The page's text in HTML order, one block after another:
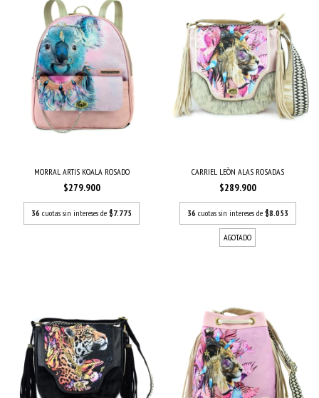
MORRAL ARTIS KOALA ROSADO
$279.900
36 cuotas sin intereses de $7.775
CARRIEL LEÒN ALAS ROSADAS
$289.900
36 cuotas sin intereses de $8.053
AGOTADO